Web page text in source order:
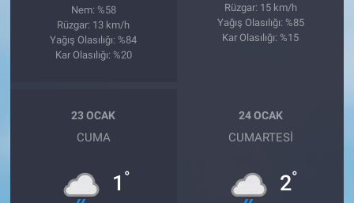
Nem: %58
Rüzgar: 13 km/h
Yağış Olasılığı: %84
Kar Olasılığı: %20
Rüzgar: 15 km/h
Yağış Olasılığı: %85
Kar Olasılığı: %15
23 OCAK
CUMA
1 °
24 OCAK
CUMARTESI
2°